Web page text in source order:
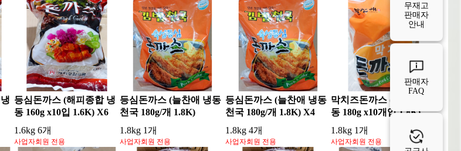
무재고
판매자
안내
판매자
FAQ
등심돈까스 (해피종합 냉
동 160g x10입 1.6K) X6
1.6kg 6개
사업자회원 전용
등심돈까스 (늘찬애 냉동
천국 180g/개 1.8K)
1.8kg 1개
사업자회원 전용
등심돈까스 (늘찬애 냉동
천국 180g/개 1.8K) X4
1.8kg 4개
사업자회원 전용
막치즈돈까스 (늘찬애 냉
동 180g x10개입 1.8K)
1.8kg 1개
사업자회원 전용